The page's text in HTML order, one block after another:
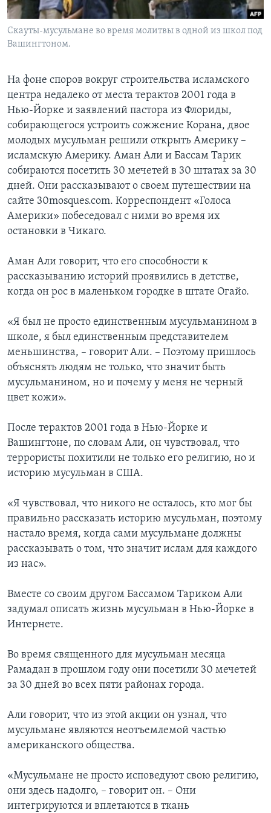
Learning English
Языки
Скауты-мусульмане во время молитвы в одной из школ под
Вашингтоном.
На фоне споров вокруг строительства исламского
центра недалеко от места терактов 2001 года в
Нью-Йорке и заявлений пастора из Флориды,
собирающегося устроить сожжение Корана, двое
молодых мусульман решили открыть Америку –
исламскую Америку. Аман Али и Бассам Тарик
собираются посетить 30 мечетей в 30 штатах за 30
дней. Они рассказывают о своем путешествии на
сайте 30mosques.com. Корреспондент «Голоса
Америки» побеседовал с ними во время их
остановки в Чикаго.
Аман Али говорит, что его способности к
рассказыванию историй проявились в детстве,
когда он рос в маленьком городке в штате Огайо.
«Я был не просто единственным мусульманином в
школе, я был единственным представителем
меньшинства, – говорит Али. – Поэтому пришлось
объяснять людям не только, что значит быть
мусульманином, но и почему у меня не черный
цвет кожи».
После терактов 2001 года в Нью-Йорке и
Вашингтоне, по словам Али, он чувствовал, что
террористы похитили не только его религию, но и
историю мусульман в США.
«Я чувствовал, что никого не осталось, кто мог бы
правильно рассказать историю мусульман, поэтому
настало время, когда сами мусульмане должны
рассказывать о том, что значит ислам для каждого
из нас».
Вместе со своим другом Бассамом Тариком Али
задумал описать жизнь мусульман в Нью-Йорке в
Интернете.
Во время священного для мусульман месяца
Рамадан в прошлом году они посетили 30 мечетей
за 30 дней во всех пяти районах города.
Али говорит, что из этой акции он узнал, что
мусульмане являются неотъемлемой частью
американского общества.
«Мусульмане не просто исповедуют свою религию,
они здесь надолго, – говорит он. – Они
интегрируются и вплетаются в ткань